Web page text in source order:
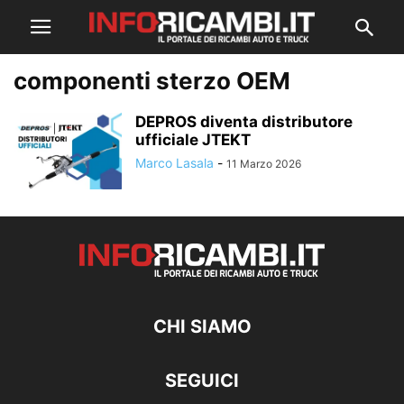
componenti sterzo OEM
DEPROS diventa distributore
ufficiale JTEKT
Marco Lasala - 11 Marzo 2026
CHI SIAMO
SEGUICI